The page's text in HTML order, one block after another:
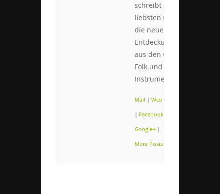
schreibt am
liebsten über
die neuesten
Entdeckungen
aus den Genres
Folk und
Instrumental.
Mail | Web
| Facebook
Google+ |
More Posts (109)